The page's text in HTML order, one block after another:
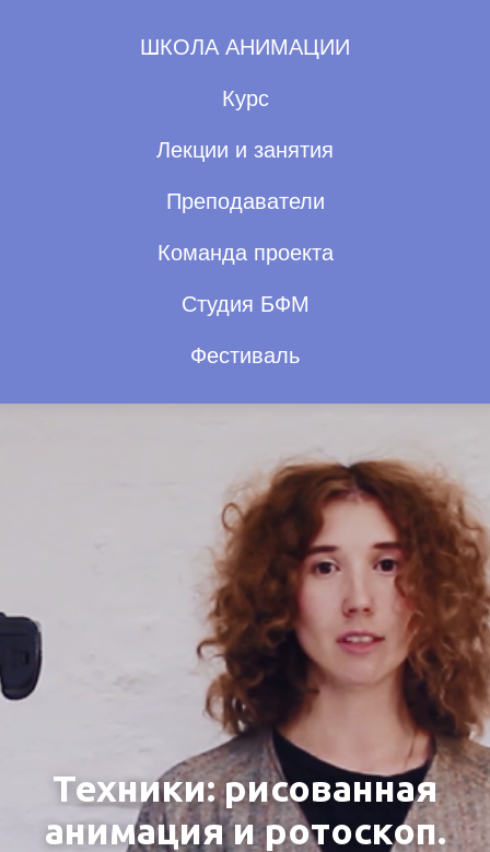
ШКОЛА АНИМАЦИИ
Курс
Лекции и занятия
Преподаватели
Команда проекта
Студия БФМ
Фестиваль
Техники: рисованная
анимация и ротоскоп.